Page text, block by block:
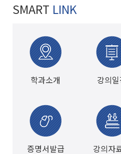
SMART LINK
학과소개 강의일
증명서발급 강의자